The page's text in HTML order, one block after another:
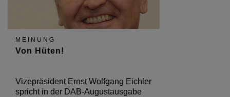
MEINUNG
Von Hüten!
Vizepräsident Ernst Wolfgang Eichler
spricht in der DAB-Augustausgabe